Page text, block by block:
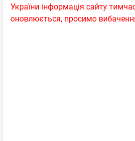
України інформація сайту
оновлюється, просимо